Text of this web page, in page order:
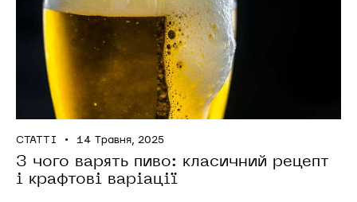
СТАТТІ 14 Травня, 2025
З чого варять пиво: класичний рецепт
і крафтові варіації